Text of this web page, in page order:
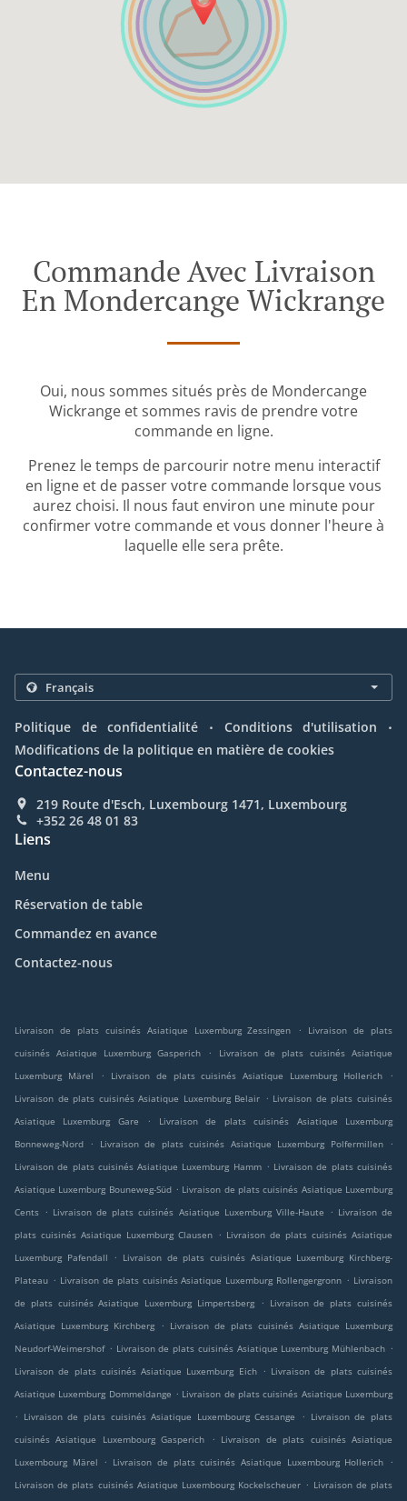
Commande Avec Livraison
En Mondercange Wickrange
Oui, nous sommes situés près de Mondercange
Wickrange et sommes ravis de prendre votre
commande en ligne.
Prenez le temps de parcourir notre menu interactif
en ligne et de passer votre commande lorsque vous
aurez choisi. Il nous faut environ une minute pour
confirmer votre commande et vous donner l'heure à
laquelle elle sera prête.
Politique de confidentialité . Conditions d'utilisation .
Modifications de la politique en matière de cookies
Contactez-nous
219 Route d'Esch, Luxembourg 1471, Luxembourg
+352 26 48 01 83
Liens
Menu
Réservation de table
Commandez en avance
Contactez-nous
Livraison de plats cuisinés Asiatique Luxemburg Zessingen .
Livraison de plats
cuisinés Asiatique Luxemburg Gasperich
.
Livraison de plats cuisinés Asiatique
Luxemburg Märel
. Livraison de plats cuisinés Asiatique Luxemburg Hollerich
.
Livraison de plats cuisinés Asiatique Luxemburg Belair . Livraison de plats cuisinés
Asiatique Luxemburg Gare
.
Livraison de plats cuisinés Asiatique Luxemburg
Bonneweg-Nord
. Livraison de plats cuisinés Asiatique Luxemburg Polfermillen
.
Livraison de plats cuisinés Asiatique Luxemburg Hamm . Livraison de plats cuisinés
Asiatique Luxemburg Bouneweg-Süd . Livraison de plats cuisinés Asiatique Luxemburg
Cents . Livraison de plats cuisinés Asiatique Luxemburg Ville-Haute . Livraison de
plats cuisinés Asiatique Luxemburg Clausen . Livraison de plats cuisinés Asiatique
Luxemburg Pafendall
. Livraison de plats cuisinés Asiatique Luxemburg Kirchberg-
Plateau . Livraison de plats cuisinés Asiatique Luxemburg Rollengergronn . Livraison
de plats cuisinés Asiatique Luxemburg Limpertsberg
. Livraison de plats cuisinés
Asiatique Luxemburg Kirchberg
. Livraison de plats cuisinés Asiatique Luxemburg
Neudorf-Weimershof . Livraison de plats cuisinés Asiatique Luxemburg Mühlenbach .
Livraison de plats cuisinés Asiatique Luxemburg Eich . Livraison de plats cuisinés
Asiatique Luxemburg Dommeldange . Livraison de plats cuisinés Asiatique Luxemburg
. Livraison de plats cuisinés Asiatique Luxembourg Cessange . Livraison de plats
cuisinés Asiatique Luxembourg Gasperich
. Livraison de plats cuisinés Asiatique
Luxembourg Märel
. Livraison de plats cuisinés Asiatique Luxembourg Hollerich
.
Livraison de plats cuisinés Asiatique Luxembourg Kockelscheuer . Livraison de plats